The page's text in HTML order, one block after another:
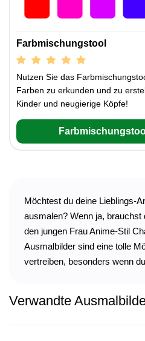
Farbmischungstool
Nutzen Sie das
Farben zu erkunden und zu
Kinder und neugierige Köpfe!
Möchtest du deine Lieblings-
ausmalen? Wenn ja, brauchst
den jungen Frau Anime-Stil
Ausmalbilder sind eine tolle
vertreiben, besonders wenn
Verwandte